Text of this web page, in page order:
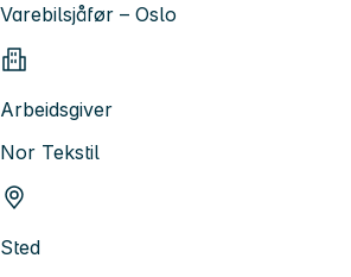
Varebilsjåfør – Oslo
Arbeidsgiver
Nor Tekstil
Sted